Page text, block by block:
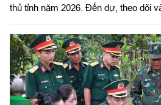
thủ tỉnh năm 2026. Đến dự, theo dõi
ban tổ chức diễn tập tỉnh; Đại tá
trưởng, Tham mưu trưởng Bộ CHQS
diễn tập tỉnh, Phó Trưởng ban
tỉnh; Đại tá Phạm Ngọc Thạch, Phó
tỉnh.